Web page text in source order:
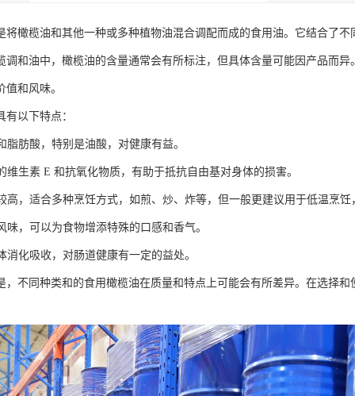
将橄榄油和其他一种或多种植物油混合调配而成的食用油。它结合了
调和油中，橄榄油的含量通常会有所标注，但具体含量可能因产品而
值和风味。
有以下特点：
脂肪酸，特别是油酸，对健康有益。
维生素 E 和抗氧化物质，有助于抵抗自由基对身体的损害。
高，适合多种烹饪方式，如煎、炒、炸等，但一般更建议用于低温烹
味，可以为食物增添特殊的口感和香气。
消化吸收，对肠道健康有一定的益处。
，不同种类和的食用橄榄油在质量和特点上可能会有所差异。在选择